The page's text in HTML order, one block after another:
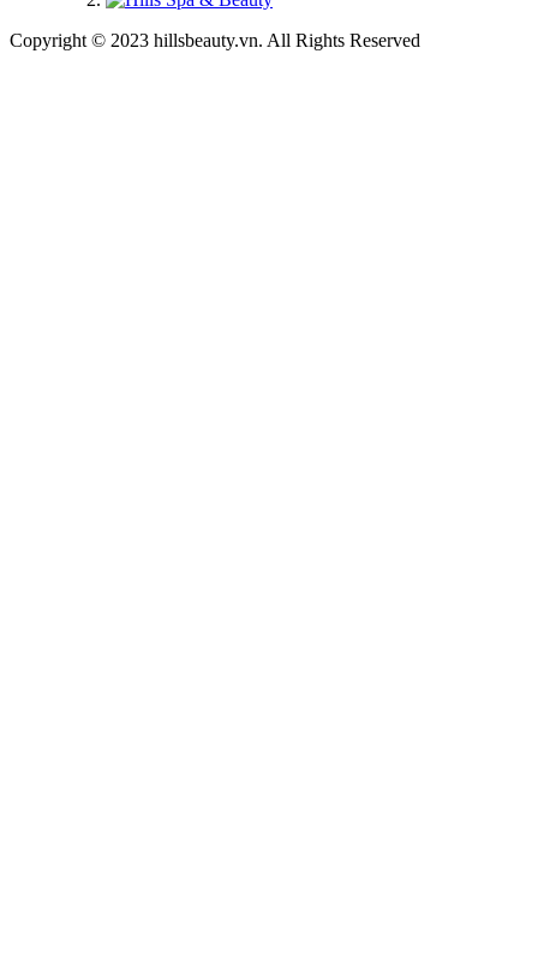
Copyright © 2023 hillsbeauty.vn. All Rights Reserved